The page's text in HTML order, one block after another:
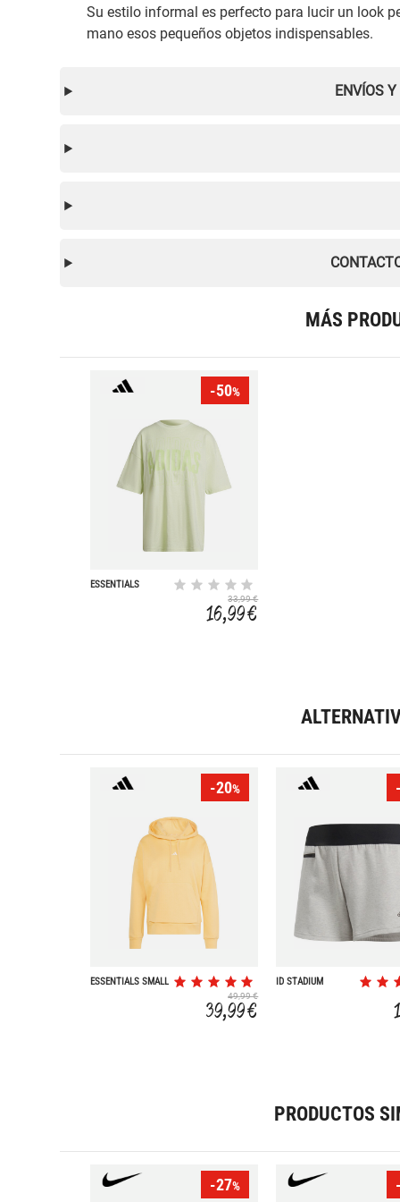
Su estilo informal es perfecto para lucir un look
mano esos pequeños objetos indispensables.
ENVÍOS
MÁS
-50%
ESSENTIALS
33,99 €
16,99 €
-20%
ESSENTIALS SMALL
49,99 €
39,99 €
ID STADIUM
PRODUCTOS
-27%